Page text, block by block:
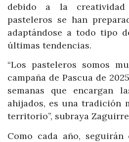
debido a la
pasteleros se han
adaptándose a todo tipo
últimas tendencias.
“Los pasteleros somos
campaña de Pascua de
semanas que encargan
ahijados, es una tradición
territorio”, subraya
Como cada año,